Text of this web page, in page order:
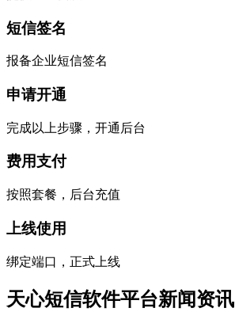
短信签名
报备企业短信签名
申请开通
完成以上步骤，开通后台
费用支付
按照套餐，后台充值
上线使用
绑定端口，正式上线
天心短信软件平台新闻资讯